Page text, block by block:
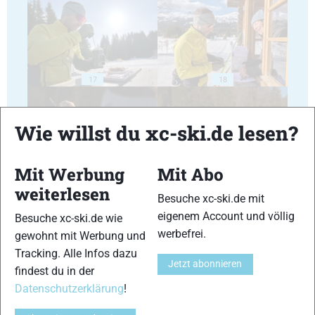
17 18
19 20
Wie willst du xc-ski.de lesen?
Mit Werbung
weiterlesen
Besuche xc-ski.de wie
gewohnt mit Werbung und
Tracking. Alle Infos dazu
findest du in der
Datenschutzerklärung!
Mit Abo
Besuche xc-ski.de mit
eigenem Account und völlig
werbefrei.
Jetzt abonnieren